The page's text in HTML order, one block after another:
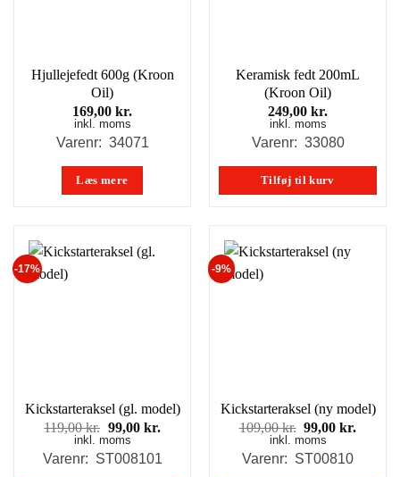
Hjullejefedt 600g (Kroon
Oil)
169,00 kr.
inkl. moms
Varenr: 34071
Læs mere
Keramisk fedt 200mL
(Kroon Oil)
249,00 kr.
inkl. moms
Varenr: 33080
Tilføj til kurv
-17%
Kickstarteraksel (gl. model)
119,00kr. Den
oprindelige
pris
99,00 kr.Den
pris
inkl. moms
Varenr: ST008101
-9%
Kickstarteraksel (ny model)
109,00kr. Den
oprindelige
pris
99,00kr.Den
inkl. moms
Varenr: ST00810